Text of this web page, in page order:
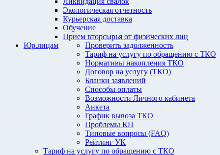
Экологическая отчетность
Курьерская доставка
Обучение
Прием вторсырья от физических лиц
Проверить задолженность
Тариф на услугу по обращению с ТКО
Нормативы накопления ТКО
Договор на услугу (ТКО)
Бланки заявлений
Способы оплаты
Возможности Личного кабинета
Анкета
График вывоза ТКО
Проблемы КП
Типовые вопросы (FAQ)
Рейтинг УК
Юр.лицам
Тариф на услугу по обращению с ТКО